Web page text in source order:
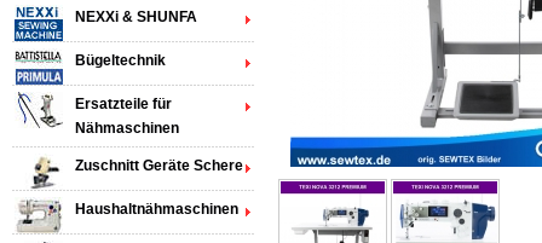
NEXXi & SHUNFA
Bügeltechnik
Ersatzteile für
Nähmaschinen
Zuschnitt Geräte Schere
Haushaltnähmaschinen